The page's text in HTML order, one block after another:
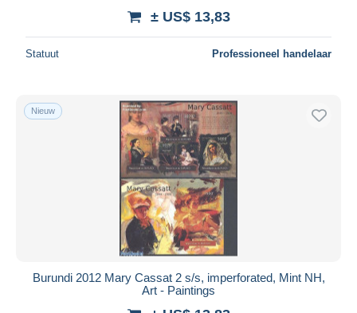
± US$ 13,83
Statuut Professioneel handelaar
Nieuw
Burundi 2012 Mary Cassat 2 s/s, imperforated, Mint NH,
Art - Paintings